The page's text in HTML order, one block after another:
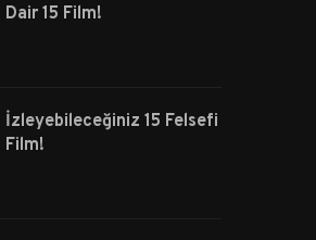
Dair 15 Film!
İzleyebileceğiniz 15 Felsefi
Film!